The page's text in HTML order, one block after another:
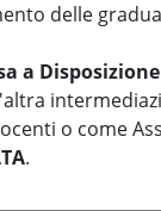
delle
a Disposizione
o come
.